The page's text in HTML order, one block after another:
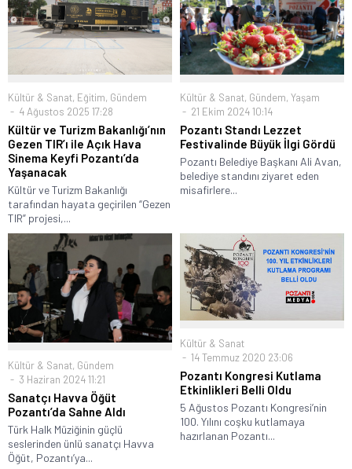
Kültür & Sanat, Eğitim, Gündem
4 Ağustos 2025 17:28
Kültür ve Turizm Bakanlığı’nın
Gezen TIR’ı ile Açık Hava
Sinema Keyfi Pozantı’da
Yaşanacak
Kültür ve Turizm Bakanlığı
tarafından hayata geçirilen “Gezen
TIR” projesi,...
Kültür & Sanat, Gündem, Yaşam
21 Ekim 2024 10:14
Pozantı Standı Lezzet
Festivalinde Büyük İlgi Gördü
Pozantı Belediye Başkanı Ali Avan,
belediye standını ziyaret eden
misafirlere...
Kültür & Sanat, Gündem
3 Haziran 2024 11:21
Sanatçı Havva Öğüt
Pozantı’da Sahne Aldı
Türk Halk Müziğinin güçlü
seslerinden ünlü sanatçı Havva
Öğüt, Pozantı’ya...
Kültür & Sanat
14 Temmuz 2020 23:06
Pozantı Kongresi Kutlama
Etkinlikleri Belli Oldu
5 Ağustos Pozantı Kongresi’nin
100. Yılını coşku kutlamaya
hazırlanan Pozantı...